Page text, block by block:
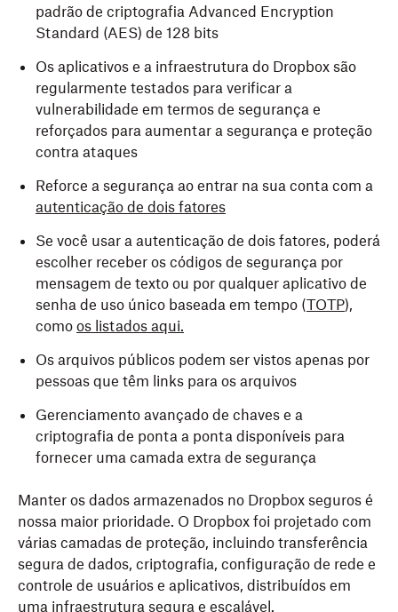
padrão de criptografia Advanced Encryption
Standard (AES) de 128 bits
Os aplicativos e a infraestrutura do Dropbox são
regularmente testados para verificar a
vulnerabilidade em termos de segurança e
reforçados para aumentar a segurança e proteção
contra ataques
Reforce a segurança ao entrar na sua conta com a
autenticação de dois fatores
Se você usar a autenticação de dois fatores, poderá
escolher receber os códigos de segurança por
mensagem de texto ou por qualquer aplicativo de
senha de uso único baseada em tempo (TOTP),
como os listados aqui.
Os arquivos públicos podem ser vistos apenas por
pessoas que têm links para os arquivos
Gerenciamento avançado de chaves e a
criptografia de ponta a ponta disponíveis para
fornecer uma camada extra de segurança
Manter os dados armazenados no Dropbox seguros é
nossa maior prioridade. O Dropbox foi projetado com
várias camadas de proteção, incluindo transferência
segura de dados, criptografia, configuração de rede e
controle de usuários e aplicativos, distribuídos em
uma infraestrutura segura e escalável.